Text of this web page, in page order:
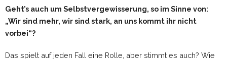
Geht’s auch um Selbstvergewisserung, so im Sinne von:
„Wir sind mehr, wir sind stark, an uns kommt ihr nicht
vorbei“?
Das spielt auf jeden Fall eine Rolle, aber stimmt es auch? Wie